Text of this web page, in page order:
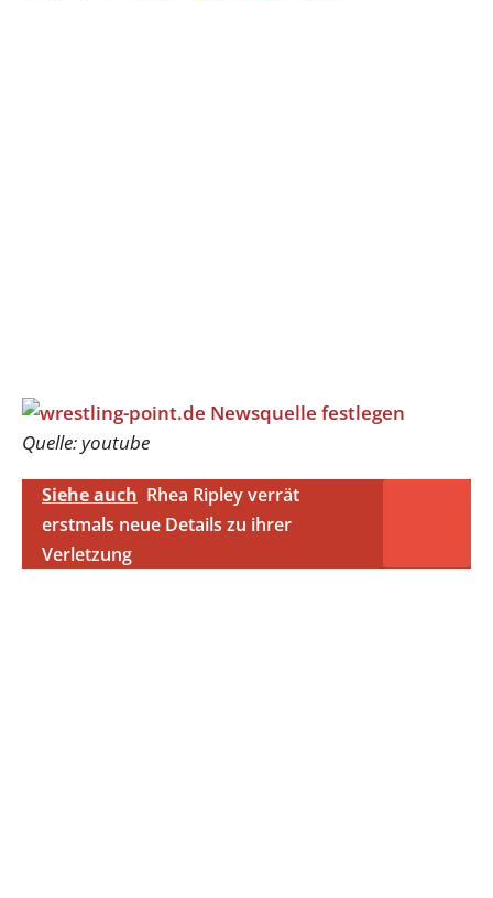
Quelle: youtube
Siehe auch Rhea Ripley verrät
erstmals neue Details zu ihrer
Verletzung